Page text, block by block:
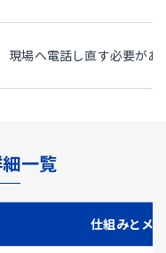
現場へ電話し直す必要があ
一覧
仕組みとメ